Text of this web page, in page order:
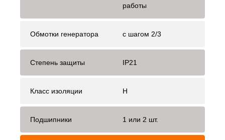
работы
Обмотки генератора с шагом 2/3
Степень защиты IP21
Класс изоляции H
Подшипники 1 или 2 шт.